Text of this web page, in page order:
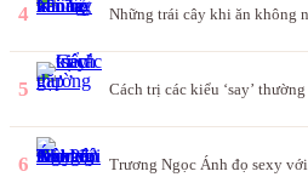
4 Những trái cây khi ăn không
5 Cách trị các kiểu ‘say’ thường
6 Trương Ngọc Ánh đọ sexy